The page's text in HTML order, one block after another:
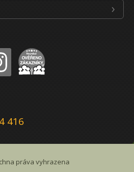
Heureka
416
práva vyhrazena